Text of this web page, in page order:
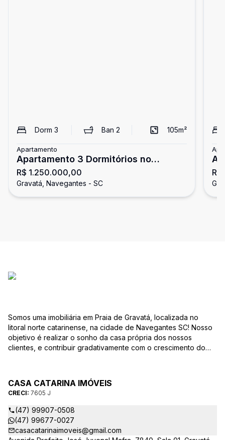
Dorm 3 Ban2 105m²
Apartamento
Apartamento 3 Dormitórios no
Gardênia - Gravatá
R$ 1.250.000,00
Gravatá, Navegantes - SC
Somos uma imobiliária em Praia de Gravatá, localizada no
litoral norte catarinense, na cidade de Navegantes SC! Nosso
objetivo é realizar o sonho da casa própria dos nossos
clientes, e contribuir gradativamente com o crescimento do
CASA CATARINA IMÓVEIS
CRECI: 7605 J
(47) 99907-0508
(47) 99677-0027
casacatarinaimoveis@gmail.com